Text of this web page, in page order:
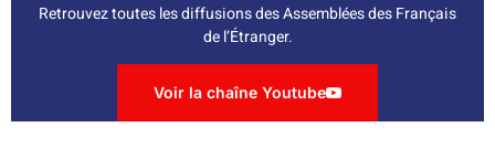
Retrouvez toutes les diffusions des Assemblées des Français
de l’Étranger.
Voir la chaîne Youtube